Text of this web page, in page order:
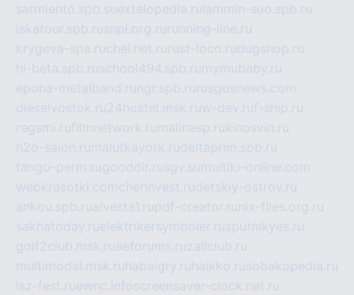
sarmiento.spb.suextelopedia.ru lammin-suo.spb.ru
iskatour.spb.rusnpi.org.ru running-line.ru
krygeva-spa.ruchel.net.ru rust-loco.rudugshop.ru
hl-beta.spb.ruschool494.spb.ru mymubaby.ru
epoha-metalband.ru ngr.spb.ru rusgosnews.com
dieselvostok.ru24hostel.msk.ruw-dev.ruf-ship.ru
regsmi.rufilmnetwork.ru malinasp.rukinosvin.ru
h2o-salon.ru malutkayork.rudeltaprim.spb.ru
tango-perm.rugooddir.rusgv.su multiki-online.com
webkrasotki.comcherinvest.rudetskiy-ostrov.ru
ankou.spb.rualvesta1.rupdf-creator.ru nix-files.org.ru
sakhatoday.ruelektrikersymboler.rusputnikyes.ru
golf2club.msk.ruaeforums.ruzallclub.ru
multimodal.msk.ru habaigry.ru haikko.rusobakopedia.ru
isz-fest.ruewnc.infoscreensaver-clock.net.ru